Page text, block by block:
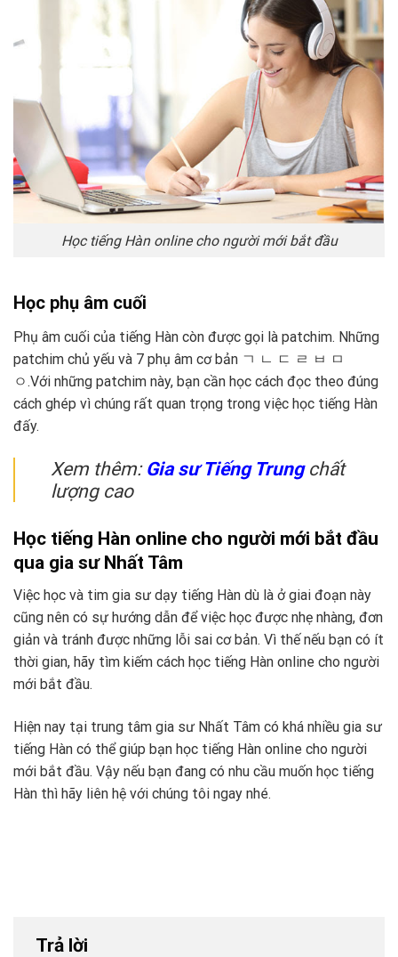
Học tiếng Hàn online cho người mới bắt đầu
Học phụ âm cuối
Phụ âm cuối của tiếng Hàn còn được gọi là patchim. Những
patchim chủ yếu và 7 phụ âm cơ bản ㄱ ㄴ ㄷ ㄹ ㅂ ㅁ
ㅇ.Với những patchim này, bạn cần học cách đọc theo đúng
cách ghép vì chúng rất quan trọng trong việc học tiếng Hàn
đấy.
Xem thêm: Gia sư Tiếng Trungchất
lượng cao
Học tiếng Hàn online cho người mới bắt đầu
qua gia sư Nhất Tâm
Việc học và tim gia sư dạy tiếng Hàn dù là ở giai đoạn này
cũng nên có sự hướng dẫn để việc học được nhẹ nhàng, đơn
giản và tránh được những lỗi sai cơ bản. Vì thế nếu bạn có ít
thời gian, hãy tìm kiếm cách học tiếng Hàn online cho người
mới bắt đầu.
Hiện nay tại trung tâm gia sư Nhất Tâm có khá nhiều gia sư
tiếng Hàn có thể giúp bạn học tiếng Hàn online cho người
mới bắt đầu. Vậy nếu bạn đang có nhu cầu muốn học tiếng
Hàn thì hãy liên hệ với chúng tôi ngay nhé.
Trả lời